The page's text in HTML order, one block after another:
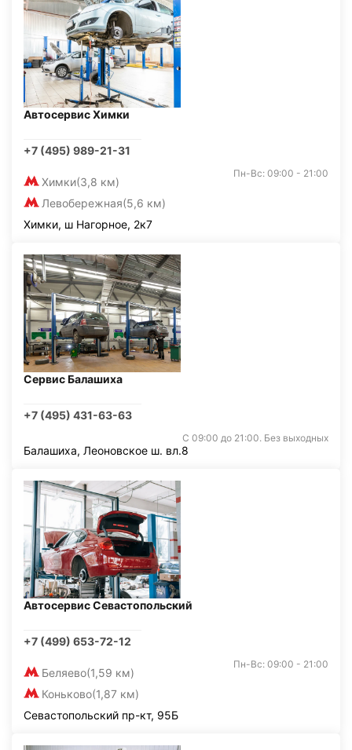
Автосервис Химки
+7 (495) 989-21-31
Химки(3,8 км)
Левобережная(5,6 км)
Пн-Вс: 09:00 - 21:00
Химки, ш Нагорное, 2к7
Сервис Балашиха
+7 (495) 431-63-63
С 09:00 до 21:00. Без выходных
Балашиха, Леоновское ш. вл.8
Автосервис Севастопольский
+7 (499) 653-72-12
Беляево(1,59 км)
Коньково(1,87 км)
Пн-Вс: 09:00 - 21:00
Севастопольский пр-кт, 95Б